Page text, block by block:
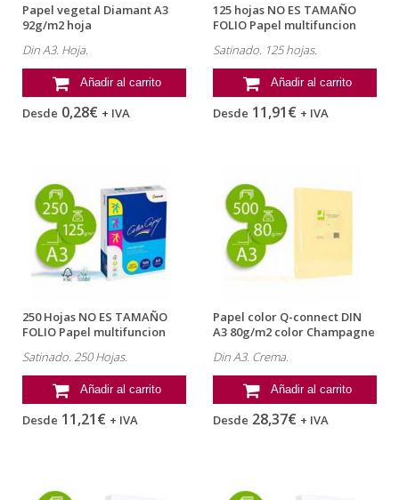
Papel vegetal Diamant A3
92g/m2 hoja
Din A3. Hoja.
Añadir al carrito
Desde 0,28€ + IVA
125 hojas NO ES TAMAÑO
FOLIO Papel multifuncion
Satinado. 125 hojas.
Añadir al carrito
Desde 11,91€ + IVA
250 Hojas NO ES TAMAÑO
FOLIO Papel multifuncion
Satinado. 250 Hojas.
Añadir al carrito
Desde 11,21€ + IVA
Papel color Q-connect DIN
A3 80g/m2 color Champagne
Din A3. Crema.
Añadir al carrito
Desde 28,37€ + IVA